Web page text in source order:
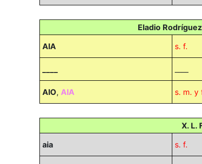
Eladio
AIA
s. f.
AIO, AIA s. m. y
X. L.
aia
s. f.